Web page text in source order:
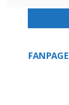
FANPAGE